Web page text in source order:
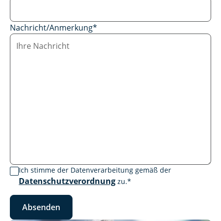
Nachricht/Anmerkung*
Ich stimme der Datenverarbeitung gemäß der
Datenschutzverordnung zu.*
Absenden